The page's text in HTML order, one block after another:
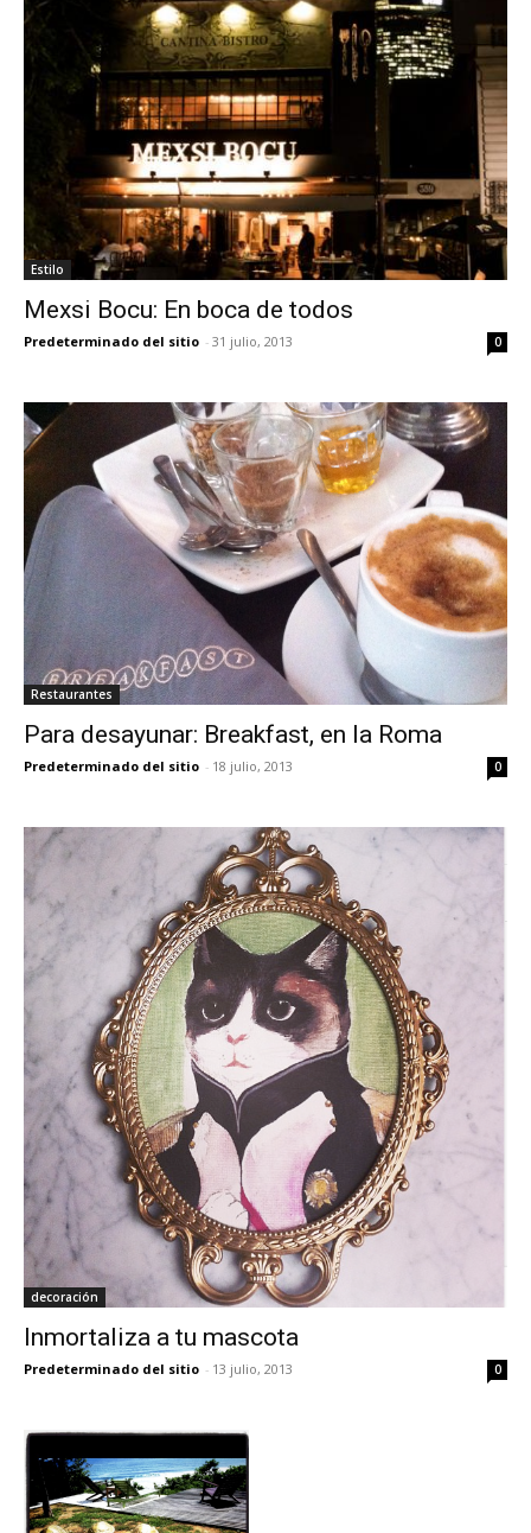
Estilo
Mexsi Bocu: En boca de todos
Predeterminado del sitio - 31 julio, 2013 0
Restaurantes
Para desayunar: Breakfast, en la Roma
Predeterminado del sitio - 18 julio, 2013 0
decoración
Inmortaliza a tu mascota
Predeterminado del sitio - 13 julio, 2013 0